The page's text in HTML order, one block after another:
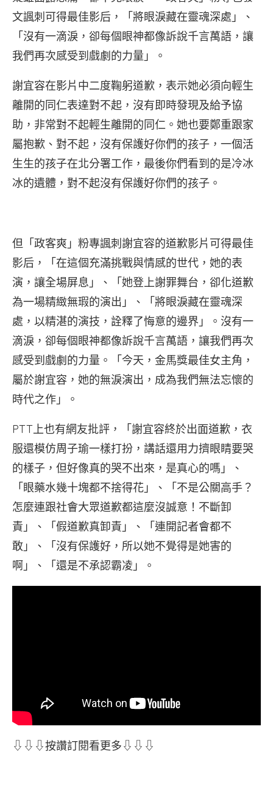
文諷刺可得最佳影后，「將眼淚藏在靈魂深處」、
「沒有一滴淚，卻每個眼神都像訴說千言萬語，讓
我們再次感受到戲劇的力量」。
謝宜容在影片中二度鞠躬道歉，表示她必須向輕生
離開的同仁表達對不起，沒有即時發現及給予協
助，非常對不起輕生離開的同仁。她也要鄭重跟家
屬抱歉、對不起，沒有保護好你們的孩子，一個活
生生的孩子在北分署工作，最後你們看到的是冷冰
冰的遺體，對不起沒有保護好你們的孩子。
但「政客爽」粉專諷刺謝宜容的道歉影片可得最佳
影后，「在這個充滿挑戰與情感的世代，她的表
演，讓全場屏息」、「她登上謝罪舞台，卻化道歉
為一場精緻無瑕的演出」、「將眼淚藏在靈魂深
處，以精湛的演技，詮釋了悔意的邊界」。沒有一
滴淚，卻每個眼神都像訴說千言萬語，讓我們再次
感受到戲劇的力量。「今天，金馬獎最佳女主角，
屬於謝宜容，她的無淚演出，成為我們無法忘懷的
時代之作」。
PTT上也有網友批評，「謝宜容終於出面道歉，衣
服還模仿周子瑜一樣打扮，講話還用力擠眼睛要哭
的樣子，但好像真的哭不出來，是真心的嗎」、
「眼藥水幾十塊都不捨得花」、「不是公關高手？
怎麼連跟社會大眾道歉都這麼沒誠意！不斷卸
責」、「假道歉真卸責」、「連開記者會都不
敢」、「沒有保護好，所以她不覺得是她害的
啊」、「還是不承認霸凌」。
⇩⇩⇩按讚訂閱看更多⇩⇩⇩